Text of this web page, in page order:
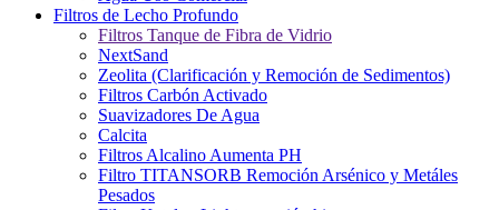
Filtros de Lecho Profundo
Filtros Tanque de Fibra de Vidrio
NextSand
Zeolita (Clarificación y Remoción de Sedimentos)
Filtros Carbón Activado
Suavizadores De Agua
Calcita
Filtros Alcalino Aumenta PH
Filtro TITANSORB Remoción Arsénico y Metáles
Pesados